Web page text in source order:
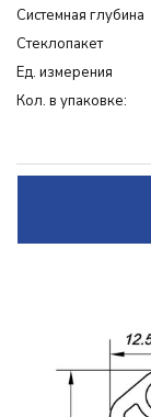
Системная глубина
Cтеклопакет
Ед. измерения
Кол. в упаковке: